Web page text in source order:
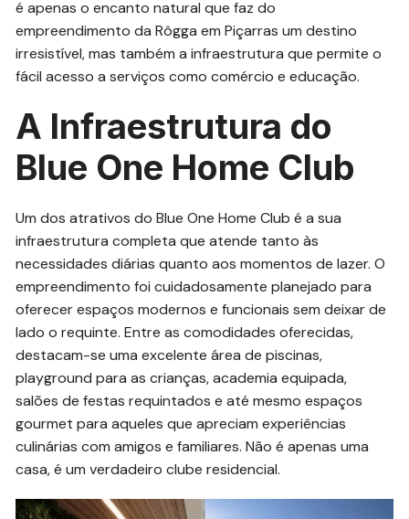
é apenas o encanto natural que faz do
empreendimento da Rôgga em Piçarras um destino
irresistível, mas também a infraestrutura que permite o
fácil acesso a serviços como comércio e educação.
A Infraestrutura do
Blue One Home Club
Um dos atrativos do Blue One Home Club é a sua
infraestrutura completa que atende tanto às
necessidades diárias quanto aos momentos de lazer. O
empreendimento foi cuidadosamente planejado para
oferecer espaços modernos e funcionais sem deixar de
lado o requinte. Entre as comodidades oferecidas,
destacam-se uma excelente área de piscinas,
playground para as crianças, academia equipada,
salões de festas requintados e até mesmo espaços
gourmet para aqueles que apreciam experiências
culinárias com amigos e familiares. Não é apenas uma
casa, é um verdadeiro clube residencial.